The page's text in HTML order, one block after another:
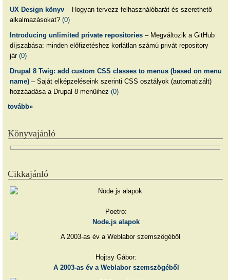
UX Design könyv– Hogyan tervezz felhasználóbarát és szerethető
alkalmazásokat? (0)
Introducing unlimited private repositories– Megváltozik a GitHub
díjszabása: minden előfizetéshez korlátlan számú privát repository
jár (0)
Drupal 8 Twig: add custom CSS classes to menus (based on menu
name)– Saját elképzeléseink szerinti CSS osztályok (automatizált)
hozzáadása a Drupal 8 menüihez (0)
tovább»
Könyvajánló
Cikkajánló
Poetro:
Node.js alapok
Hojtsy Gábor:
A 2003-as év a Weblabor szemszögéből